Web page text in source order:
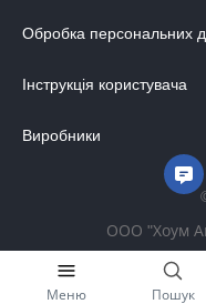
Обробка персональних
Інструкція користувача
Виробники
ООО "Хоум
Меню Пошук